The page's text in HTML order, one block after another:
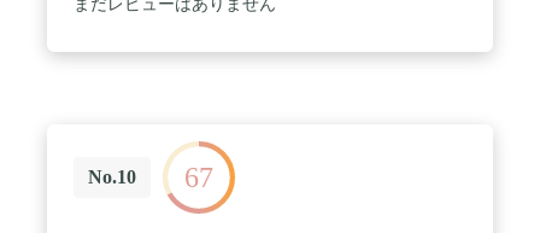
まだレビューはありません
No.10 67